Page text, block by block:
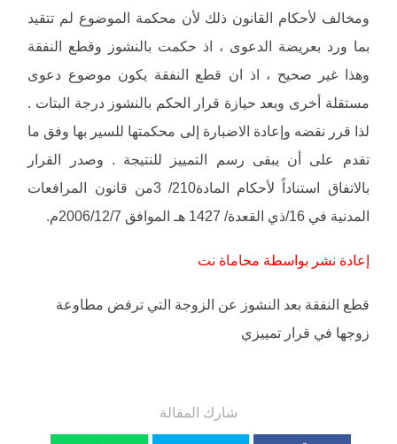
ومخالف لأحكام القانون ذلك لأن محكمة الموضوع لم تتقيد
بما ورد بعريضة الدعوى ، اذ حكمت بالنشوز وقطع النفقة
وهذا غير صحيح ، اذ ان قطع النفقة يكون موضوع دعوى
مستقلة أخرى وبعد حيازة قرار الحكم بالنشوز درجة البتات .
لذا قرر نقضه وإعادة الاضبارة إلى محكمتها للسير بها وفق ما
تقدم على أن يبقى رسم التمييز للنتيجة . وصدر القرار
بالاتفاق استناداً لأحكام المادة210/ 3من قانون المرافعات
المدنية في 16/ذي القعدة/ 1427 هـ الموافق 2006/12/7م.
إعادة نشر بواسطة محاماة نت
قطع النفقة بعد النشوز عن الزوجة التي ترفض مطاوعة
زوجها في قرار تمييزي
شارك المقالة